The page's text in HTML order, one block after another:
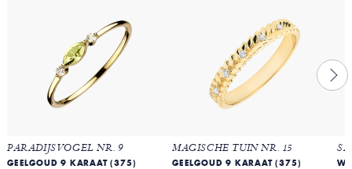
PARADIJSVOGEL NR. 9
GEELGOUD 9 KARAAT (375)
MAGISCHE TUIN NR. 15
GEELGOUD 9 KARAAT (375)